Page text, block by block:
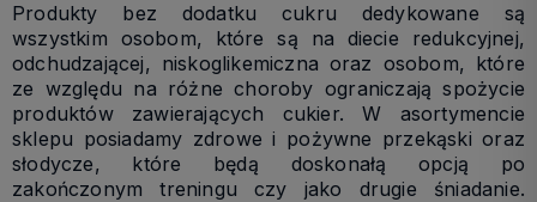
Produkty bez dodatku cukru dedykowane są
wszystkim osobom, które są na diecie redukcyjnej,
odchudzającej, niskoglikemiczna oraz osobom, które
ze względu na różne choroby ograniczają spożycie
produktów zawierających cukier. W asortymencie
sklepu posiadamy zdrowe i pożywne przekąski oraz
słodycze, które będą doskonałą opcją po
zakończonym treningu czy jako drugie śniadanie.